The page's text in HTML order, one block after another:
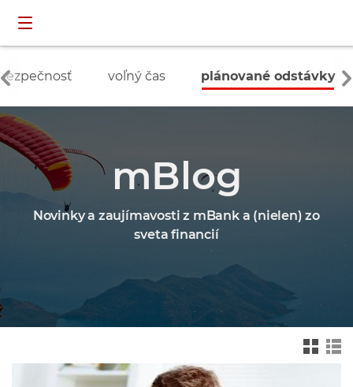
voľný čas plánované odstávky
mBlog
Novinky a zaujímavosti z mBank a (nielen) zo
sveta financií
widok drz
ewa
felkowy